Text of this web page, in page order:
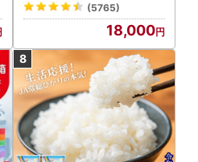
(5765)
18,000